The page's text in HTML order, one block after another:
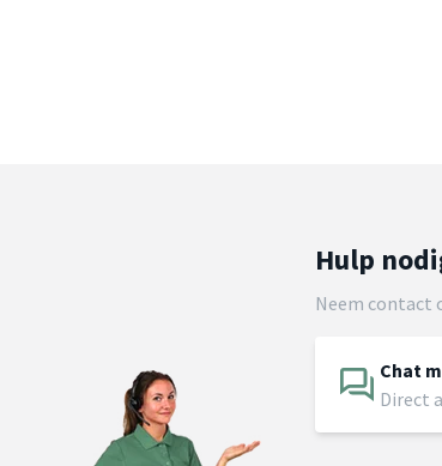
Hulp
Neem contact
Chat
Direct